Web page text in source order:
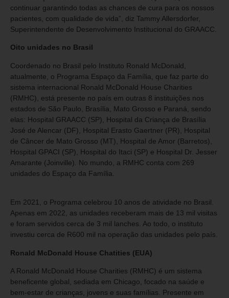
continuar garantindo todas as chances de cura para os nossos
pacientes, com qualidade de vida”, diz Tammy Allersdorfer,
Superintendente de Desenvolvimento Institucional do GRAACC.
Oito unidades no Brasil
Coordenado no Brasil pelo Instituto Ronald McDonald,
atualmente, o Programa Espaço da Família, que faz parte do
sistema internacional Ronald McDonald House Charities
(RMHC), está presente no país em outras 8 instituições nos
estados de São Paulo, Brasília, Mato Grosso e Paraná, sendo
elas: Hospital GRAACC (SP), Hospital da Criança de Brasília
José de Alencar (DF), Hospital Erasto Gaertner (PR), Hospital
de Câncer de Mato Grosso (MT), Hospital de Amor (Barretos),
Hospital GPACI (SP), Hospital do Itaci (SP) e Hospital Dr. Jesser
Amarante (Joinville). No mundo, a RMHC conta com 269
unidades do Espaço da Família.
Em 2021, o Programa celebrou 10 anos de atividade no Brasil.
Apenas em 2022, as unidades receberam mais de 13 mil visitas
e foram servidos cerca de 3 mil lanches. Ao todo, o instituto
investiu cerca de R600 mil na operação das unidades pelo país.
Ronald McDonald House Chatities (EUA)
A Ronald McDonald House Charities (RMHC) é um sistema
beneficente global, sediada em Chicago, focado na saúde e
bem-estar de crianças, jovens e suas famílias. Presente em